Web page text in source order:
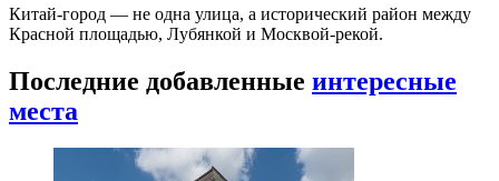
Китай-город — не одна улица, а исторический район между
Красной площадью, Лубянкой и Москвой-рекой.
Последние добавленные интересные
места